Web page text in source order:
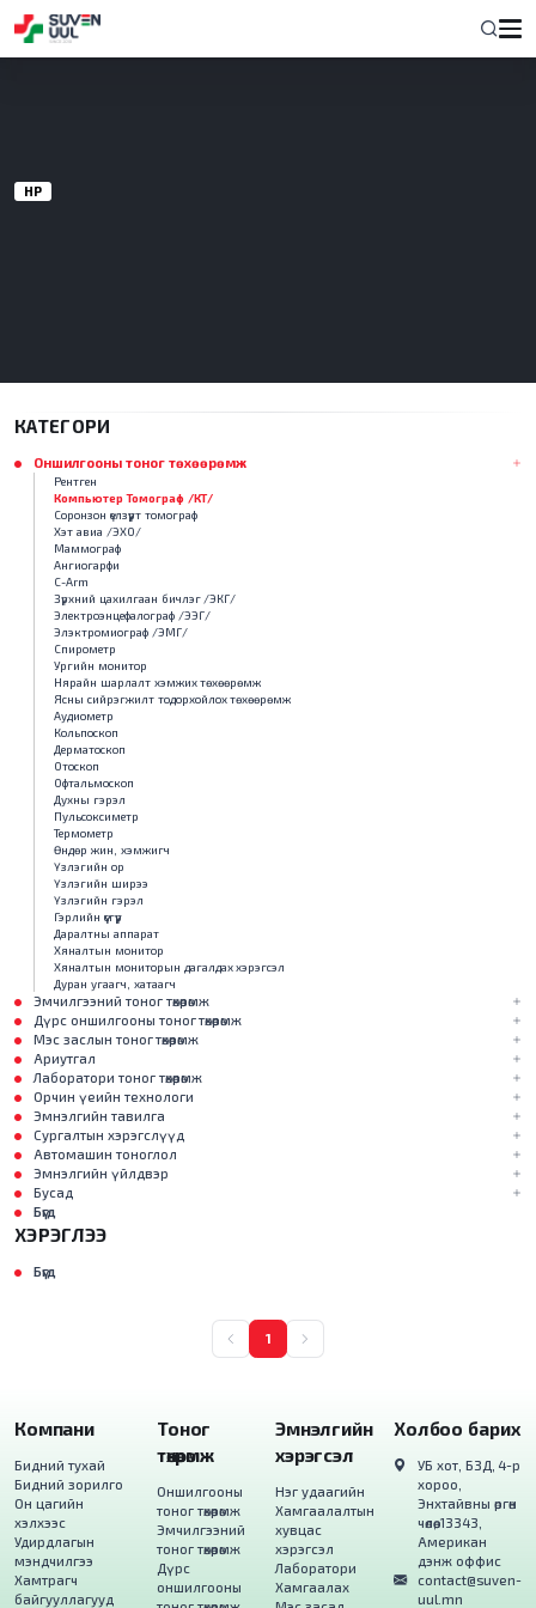
НҮҮР
КАТЕГОРИ
Оншилгооны тоног төхөөрөмж
Рентген
Компьютер Томограф /КТ/
Соронзон үелзүүрт томограф
Хэт авиа /ЭХО/
Маммограф
Ангиогарфи
С-Arm
Зүрхний цахилгаан бичлэг /ЭКГ/
Электроэнцефалограф /ЭЭГ/
Элэктромиограф /ЭМГ/
Спирометр
Ургийн монитор
Нярайн шарлалт хэмжих төхөөрөмж
Ясны сийрэгжилт тодорхойлох төхөөрөмж
Аудиометр
Кольпоскоп
Дерматоскоп
Отоскоп
Офтальмоскоп
Духны гэрэл
Пульсоксиметр
Термометр
Өндөр жин, хэмжигч
Үзлэгийн ор
Үзлэгийн ширээ
Үзлэгийн гэрэл
Гэрлийн үүсгүүр
Даралтны аппарат
Хяналтын монитор
Хяналтын мониторын дагалдах хэрэгсэл
Дуран угаагч, хатаагч
Эмчилгээний тоног төхөөрөмж
Дүрс оншилгооны тоног төхөөрөмж
Мэс заслын тоног төхөөрөмж
Ариутгал
Лаборатори тоног төхөөрөмж
Орчин үеийн технологи
Эмнэлгийн тавилга
Сургалтын хэрэгслүүд
Автомашин тоноглол
Эмнэлгийн үйлдвэр
Бусад
Бүгд
ХЭРЭГЛЭЭ
Бүгд
1
Компани
Бидний тухай
Бидний зорилго
Он цагийн
хэлхээс
Удирдлагын
мэндчилгээ
Хамтрагч
байгууллагууд
Тоног
төхөөрөмж
Оншилгооны
тоног төхөөрөмж
Эмчилгээний
тоног төхөөрөмж
Дүрс
оншилгооны
Эмнэлгийн
хэрэгсэл
Нэг удаагийн
Хамгаалалтын
хувцас
хэрэгсэл
Лаборатори
Хамгаалах
Холбоо барих
УБ хот, БЗД, 4-р
хороо,
Энхтайвны өргөн
чөлөө, 13343,
Американ
дэнж оффис
contact@suven-
uul.mn